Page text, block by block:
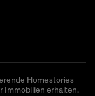
Homestories
Immobilien erhalten.